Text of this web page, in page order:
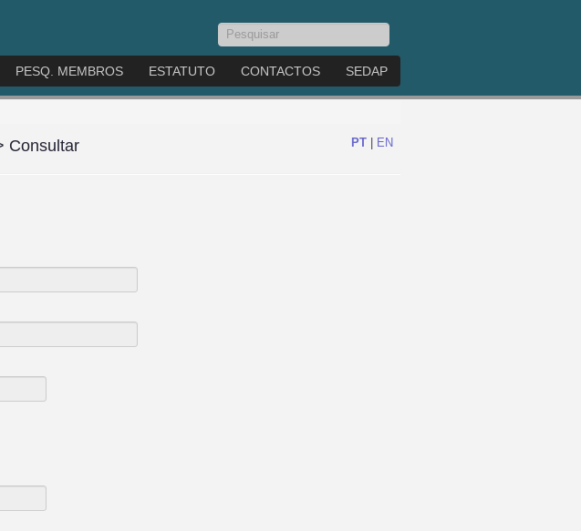
Pesquisar...
PESQ. MEMBROS ESTATUTO CONTACTOS SEDAP
PT EN
Consultar